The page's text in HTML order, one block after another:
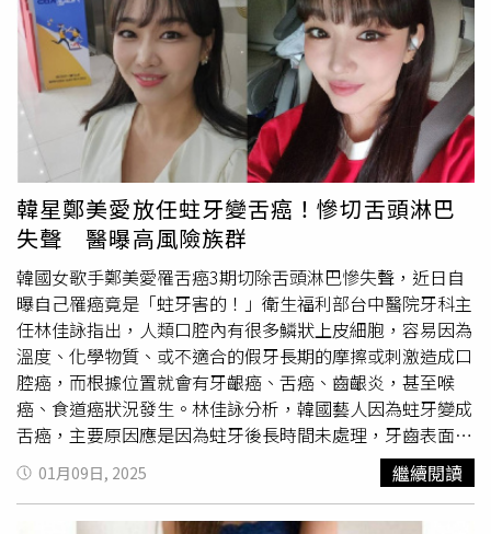
$1000、佐登妮絲森呼吸課程體驗價 $750l 選手鼓勵獎：達
到8萬步抽五名送極光白美白面膜、達到12萬步抽五名送曼
黛瑪璉內衣組【乳妳同行】l 活動時間：2025/4/12(六)、
4/13(日) 12:00-18:30l 地點：台中文心森林公園l 現場衛
教諮詢、乳房腫瘤體驗，加入佐登妮絲官方LINE，獲得扭
蛋代幣抽獎，帶走精美禮物。
纖維腺瘤約有0.002%-0.125%變成乳癌，而乳管內腫瘤轉
變成惡性的機會約有16%，做好乳房自我檢查和乳房攝影篩
檢，是維護乳房健康的關鍵。過去傳統開刀手術切除乳房腫
瘤，患者往往會擔心疤痕過大或乳房變形，影響乳房外觀而
遲遲不願進行手術，新式的「真空輔助連續乳房切片微創手
術」（VABB, Vacuum-Assisted Breast Biopsy）目前已成
為乳房良性腫瘤的主流治療方式。「真空輔助連續乳房切片
微創手術」完整切除、縮小傷口 三類型患者適用「真空輔
助連續乳房切片微創手術」結合超音波影像導引可精準定
位，利用真空抽吸及切片針，將良性腫塊抽吸出來，兼具診
斷與治療功能，傷口從傳統手術的2至5公分縮小至0.3至0.5
公分，術後的疼痛感大幅下降，患者隔天即可恢復日常生
活。黃星華強調，「過去穿刺檢查只能取得部分組織，但真
空輔助連續乳房切片微創手術可以完整切除腫瘤，對於三公
分的腫瘤，九成以上可切除乾淨，同時減少誤診風險。」
「真空輔助連續乳房切片微創手術」主要適用於三類型患
者，包含有良性腫瘤、乳房異常鈣化病灶需進一步檢查，或
是影像檢查結果可疑，但穿刺無法確診者。其中乳房良性腫
瘤，像是乳房纖維腺瘤、乳房葉狀瘤、乳房內乳突瘤、扁平
上皮增生、複雜性囊腫五種類都適合採用此新型微創手術，
韓星鄭美愛放任蛀牙變舌癌！慘切舌頭淋巴
失聲 醫曝高風險族群
韓國女歌手鄭美愛罹舌癌3期切除舌頭淋巴慘失聲，近日自
曝自己罹癌竟是「蛀牙害的！」衛生福利部台中醫院牙科主
任林佳詠指出，人類口腔內有很多鱗狀上皮細胞，容易因為
溫度、化學物質、或不適合的假牙長期的摩擦或刺激造成口
腔癌，而根據位置就會有牙齦癌、舌癌、齒齦炎，甚至喉
癌、食道癌狀況發生。林佳詠分析，韓國藝人因為蛀牙變成
舌癌，主要原因應是因為蛀牙後長時間未處理，牙齒表面變
得很尖銳，加上牙齒上面會有細菌孳生，尖銳牙齒反覆摩擦
後對上皮細胞產生反覆刺激，而出現癌化症狀。衛生福利部
台中醫院牙科主任林佳詠指出，如果發現口腔經常因不合試
01月09日, 2025 繼續閱讀